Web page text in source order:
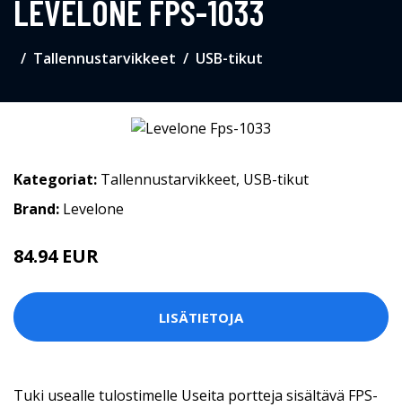
LEVELONE FPS-1033
Tallennustarvikkeet USB-tikut
Kategoriat: Tallennustarvikkeet, USB-tikut
Brand: Levelone
84.94 EUR
LISÄTIETOJA
Tuki usealle tulostimelle Useita portteja sisältävä FPS-